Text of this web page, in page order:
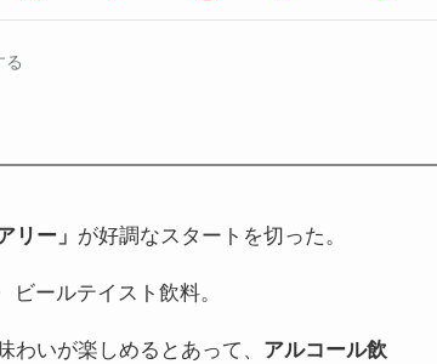
る
リー」 が好調なスタートを切った。
ビールテイスト飲料。
いが楽しめるとあって、 アルコール飲